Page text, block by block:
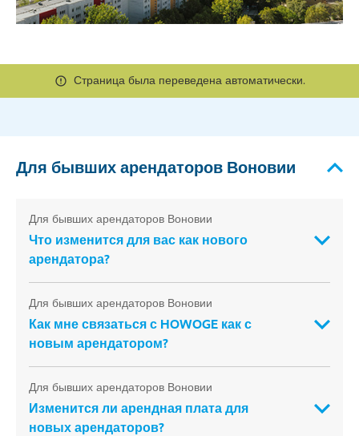
Страница была переведена автоматически.
Для бывших арендаторов Воновии
Для бывших арендаторов Воновии
Что изменится для вас как нового
арендатора?
Для бывших арендаторов Воновии
Как мне связаться с HOWOGE как с
новым арендатором?
Для бывших арендаторов Воновии
Изменится ли арендная плата для
новых арендаторов?